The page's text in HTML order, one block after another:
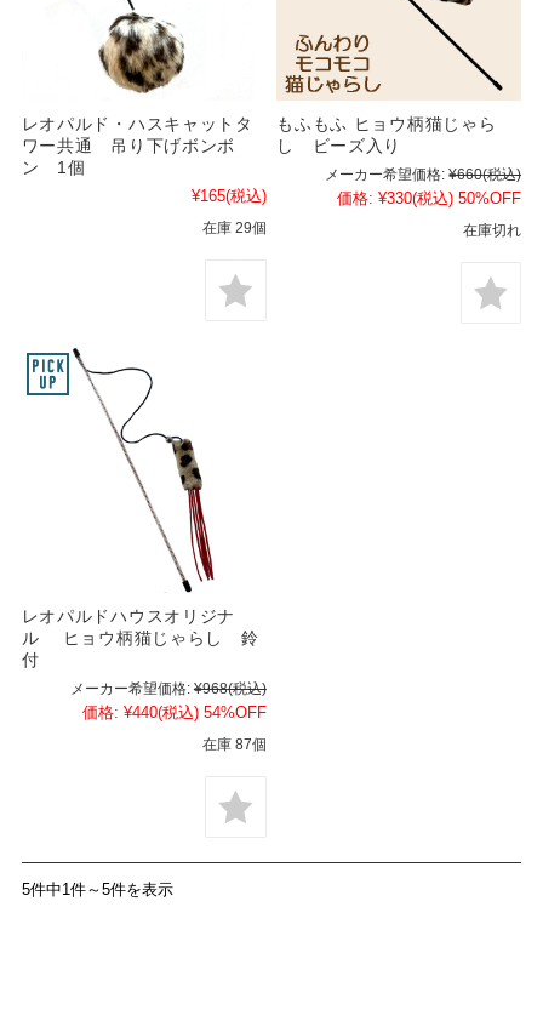
レオパルド・ハスキャットタ
ワー共通 吊り下げボンボ
ン 1個
¥165(税込)
在庫 29個
もふもふ ヒョウ柄猫じゃら
し ビーズ入り
メーカー希望価格: ¥660(税込)
価格: ¥330(税込) 50%OFF
在庫切れ
レオパルドハウスオリジナ
ル ヒョウ柄猫じゃらし 鈴
付
メーカー希望価格: ¥968(税込)
価格: ¥440(税込) 54%OFF
在庫 87個
5件中1件～5件を表示